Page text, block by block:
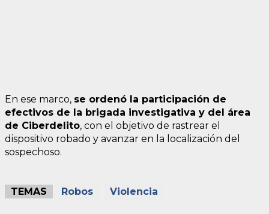
En ese marco, se ordenó la participación de
efectivos de la brigada investigativa y del área
de Ciberdelito, con el objetivo de rastrear el
dispositivo robado y avanzar en la localización del
sospechoso.
TEMAS Robos Violencia